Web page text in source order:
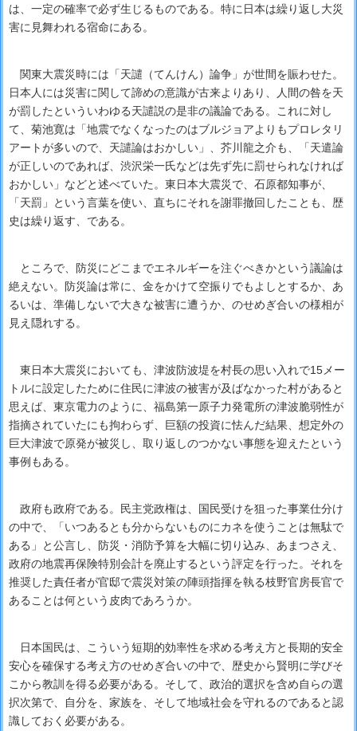
は、一定の確率で必ず生じるものである。特に日本は繰り返し大災
害に見舞われる宿命にある。
関東大震災時には「天譴（てんけん）論争」が世間を賑わせた。
日本人には災害に関して諦めの意識が古来よりあり、人間の咎を天
が罰したといういわゆる天譴説の是非の議論である。これに対し
て、菊池寛は「地震でなくなったのはブルジョアよりもプロレタリ
アートが多いので、天譴論はおかしい」、芥川龍之介も、「天遣論
が正しいのであれば、渋沢栄一氏などは先ず先に罰せられなければ
おかしい」などと述べていた。東日本大震災で、石原都知事が、
「天罰」という言葉を使い、直ちにそれを謝罪撤回したことも、歴
史は繰り返す、である。
ところで、防災にどこまでエネルギーを注ぐべきかという議論は
絶えない。防災論は常に、金をかけて空振りでもよしとするか、あ
るいは、準備しないで大きな被害に遭うか、のせめぎ合いの様相が
見え隠れする。
東日本大震災においても、津波防波堤を村長の思い入れで15メー
トルに設定したために住民に津波の被害が及ばなかった村があると
思えば、東京電力のように、福島第一原子力発電所の津波脆弱性が
指摘されていたにも拘わらず、巨額の投資に怯んだ結果、想定外の
巨大津波で原発が被災し、取り返しのつかない事態を迎えたという
事例もある。
政府も政府である。民主党政権は、国民受けを狙った事業仕分け
の中で、「いつあるとも分からないものにカネを使うことは無駄で
ある」と公言し、防災・消防予算を大幅に切り込み、あまつさえ、
政府の地震再保険特別会計を廃止するという評定を行った。それを
推奨した責任者が官邸で震災対策の陣頭指揮を執る枝野官房長官で
あることは何という皮肉であろうか。
日本国民は、こういう短期的効率性を求める考え方と長期的安全
安心を確保する考え方のせめぎ合いの中で、歴史から賢明に学びそ
こから教訓を得る必要がある。そして、政治的選択を含め自らの選
択次第で、自分を、家族を、そして地域社会を守れるのであると認
識しておく必要がある。